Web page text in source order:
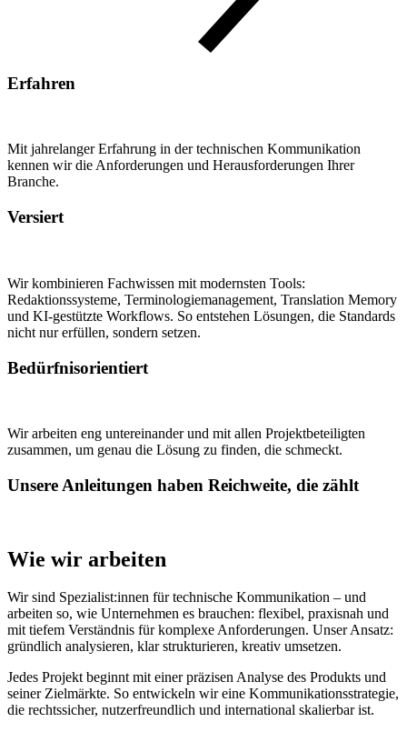
Erfahren
Mit jahrelanger Erfahrung in der technischen Kommunikation
kennen wir die Anforderungen und Herausforderungen Ihrer
Branche.
Versiert
Wir kombinieren Fachwissen mit modernsten Tools:
Redaktionssysteme, Terminologiemanagement, Translation Memory
und KI-gestützte Workflows. So entstehen Lösungen, die Standards
nicht nur erfüllen, sondern setzen.
Bedürfnisorientiert
Wir arbeiten eng untereinander und mit allen Projektbeteiligten
zusammen, um genau die Lösung zu finden, die schmeckt.
Unsere Anleitungen haben Reichweite, die zählt
Wie wir arbeiten
Wir sind Spezialist:innen für technische Kommunikation – und
arbeiten so, wie Unternehmen es brauchen: flexibel, praxisnah und
mit tiefem Verständnis für komplexe Anforderungen. Unser Ansatz:
gründlich analysieren, klar strukturieren, kreativ umsetzen.
Jedes Projekt beginnt mit einer präzisen Analyse des Produkts und
seiner Zielmärkte. So entwickeln wir eine Kommunikationsstrategie,
die rechtssicher, nutzerfreundlich und international skalierbar ist.